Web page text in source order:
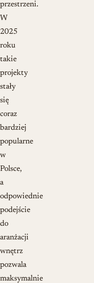
przestrzeni.
W
2025
roku
takie
projekty
stały
się
coraz
bardziej
popularne
w
Polsce,
a
odpowiednie
podejście
do
aranżacji
wnętrz
pozwala
maksymalnie